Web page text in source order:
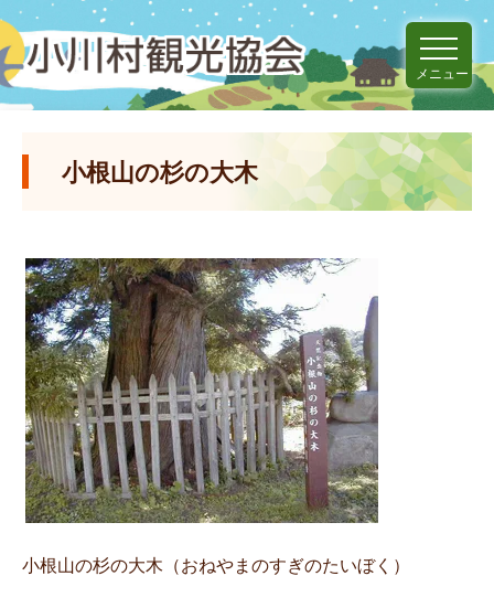
メニュー
小根山の杉の大木
小根山の杉の大木（おねやまのすぎのたいぼく）